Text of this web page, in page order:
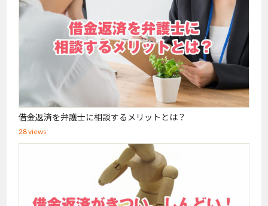
借金返済を弁護士に相談するメリットとは？
28 views